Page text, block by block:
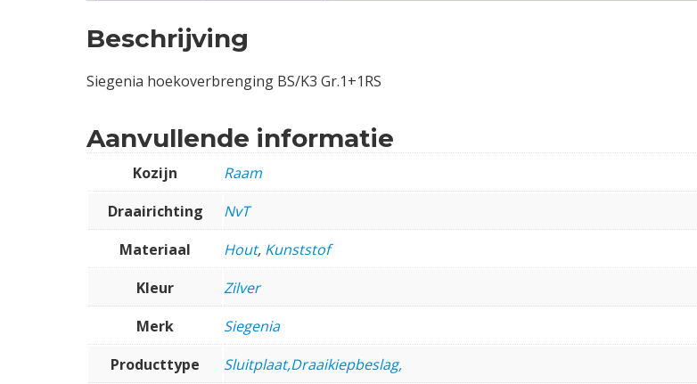
Beschrijving
Siegenia hoekoverbrenging BS/K3 Gr.1+1RS
Aanvullende informatie
Kozijn
Raam
Draairichting
NvT
Materiaal
Hout, Kunststof
Kleur
Zilver
Merk
Siegenia
Producttype
Sluitplaat,Draaikiepbeslag,